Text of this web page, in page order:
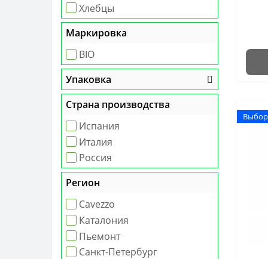
Хлебцы
Маркировка
BIO
Упаковка
Страна производства
Испания
Италия
Россия
Регион
Cavezzo
Каталония
Пьемонт
Санкт-Петербург
Выбор
Выбор